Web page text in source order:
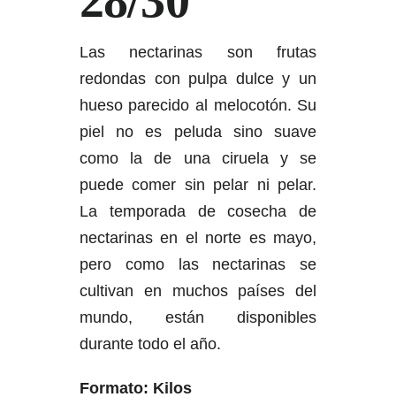
Las nectarinas son frutas
redondas con pulpa dulce y un
hueso parecido al melocotón. Su
piel no es peluda sino suave
como la de una ciruela y se
puede comer sin pelar ni pelar.
La temporada de cosecha de
nectarinas en el norte es mayo,
pero como las nectarinas se
cultivan en muchos países del
mundo, están disponibles
durante todo el año.
Formato: Kilos